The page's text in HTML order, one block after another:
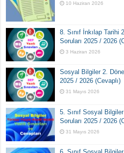
10 Haziran 2026
8. Sınıf İnkılap Tarihi
Soruları 2025 / 2026
3 Haziran 2026
Sosyal Bilgiler 2.
2025 / 2026 (Cevaplı)
31 Mayıs 2026
5. Sınıf Sosyal
Soruları 2025 / 2026
31 Mayıs 2026